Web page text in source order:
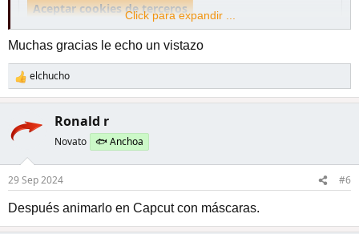
Aceptar cookies de terceros
Click para expandir ...
Muchas gracias le echo un vistazo
R
e
c
c
o
n
s
:
elchucho
Ronald r
Novato 🐟 Anchoa
29 Sep 2024 #6
Después animarlo en Capcut con máscaras.